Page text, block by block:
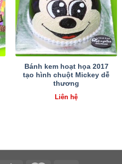
Bánh kem hoạt họa 2017
tạo hình chuột Mickey dễ
thương
Liên hệ